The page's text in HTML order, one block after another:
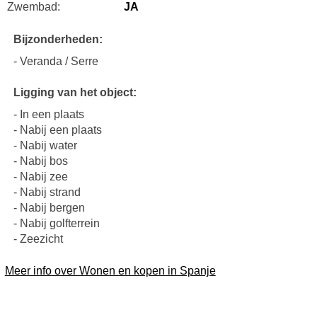
Zwembad:
JA
Bijzonderheden:
- Veranda / Serre
Ligging van het object:
- In een plaats
- Nabij een plaats
- Nabij water
- Nabij bos
- Nabij zee
- Nabij strand
- Nabij bergen
- Nabij golfterrein
- Zeezicht
Meer info over Wonen en kopen in Spanje